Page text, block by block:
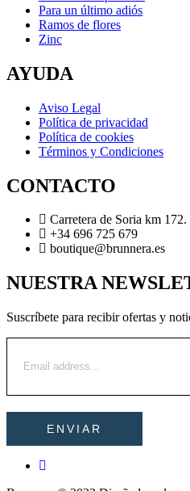
Para un último adiós
Ramos de flores
Zinc
AYUDA
Aviso Legal
Política de privacidad
Política de cookies
Términos y Condiciones
CONTACTO
Carretera de Soria km
+34 696 725 679
boutique@brunnera.es
NUESTRA
Suscríbete para recibir ofertas y